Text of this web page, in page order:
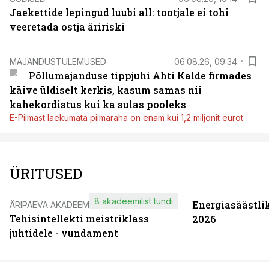
Jaekettide lepingud luubi all: tootjale ei tohi
veeretada ostja äririski
MAJANDUSTULEMUSED 06.08.26, 09:34
Põllumajanduse tippjuhi Ahti Kalde firmades
käive üldiselt kerkis, kasum samas nii
kahekordistus kui ka sulas pooleks
E-Piimast laekumata piimaraha on enam kui 1,2 miljonit eurot
ÜRITUSED
ÄRIPÄEVA AKADEEMIA
Tehisintellekti meistriklass
juhtidele - vundament
8 akadeemilist tundi
2026